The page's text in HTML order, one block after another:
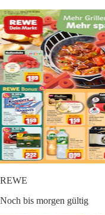
REWE
Noch bis morgen gültig